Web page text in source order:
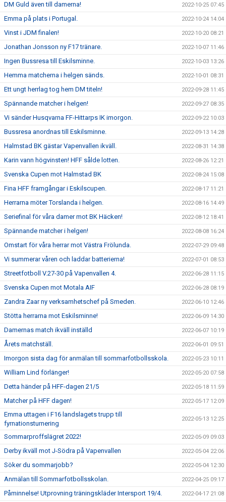
DM Guld även till damerna! 2022-10-25 07:45
Emma på plats i Portugal. 2022-10-24 14:04
Vinst i JDM finalen! 2022-10-20 08:21
Jonathan Jonsson ny F17 tränare. 2022-10-07 11:46
Ingen Bussresa till Eskilsminne. 2022-10-03 13:26
Hemma matcherna i helgen sänds. 2022-10-01 08:31
Ett ungt herrlag tog hem DM titeln! 2022-09-28 11:45
Spännande matcher i helgen! 2022-09-27 08:35
Vi sänder Husqvarna FF-Hittarps IK imorgon. 2022-09-22 10:03
Bussresa anordnas till Eskilsminne. 2022-09-13 14:28
Halmstad BK gästar Vapenvallen ikväll. 2022-08-31 14:38
Karin vann högvinsten! HFF sålde lotten. 2022-08-26 12:21
Svenska Cupen mot Halmstad BK 2022-08-24 15:08
Fina HFF framgångar i Eskilscupen. 2022-08-17 11:21
Herrarna möter Torslanda i helgen. 2022-08-16 14:49
Seriefinal för våra damer mot BK Häcken! 2022-08-12 18:41
Spännande matcher i helgen! 2022-08-08 16:24
Omstart för våra herrar mot Västra Frölunda. 2022-07-29 09:48
Vi summerar våren och laddar batterierna! 2022-07-01 08:53
Streetfotboll V.27-30 på Vapenvallen 4. 2022-06-28 11:15
Svenska Cupen mot Motala AIF 2022-06-28 08:19
Zandra Zaar ny verksamhetschef på Smeden. 2022-06-10 12:46
Stötta herrarna mot Eskilsminne! 2022-06-09 14:30
Damernas match ikväll inställd 2022-06-07 10:19
Årets matchställ. 2022-06-01 09:51
Imorgon sista dag för anmälan till sommarfotbollsskola. 2022-05-23 10:11
William Lind förlänger! 2022-05-20 07:58
Detta händer på HFF-dagen 21/5 2022-05-18 11:59
Matcher på HFF dagen! 2022-05-17 12:09
Emma uttagen i F16 landslagets trupp till
fyrnationsturnering
2022-05-13 12:25
Sommarproffslägret 2022! 2022-05-09 09:03
Derby ikväll mot J-Södra på Vapenvallen 2022-05-04 22:06
Söker du sommarjobb? 2022-05-04 12:30
Anmälan till Sommarfotbollsskolan. 2022-04-25 09:17
Påminnelse! Utprovning träningskläder Intersport 19/4. 2022-04-17 21:08